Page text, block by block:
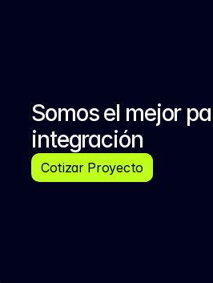
Somos el mejor
integración
Cotizar Proyecto